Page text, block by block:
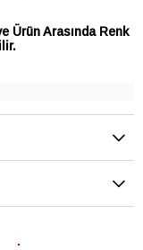
Ürün Arasında Renk